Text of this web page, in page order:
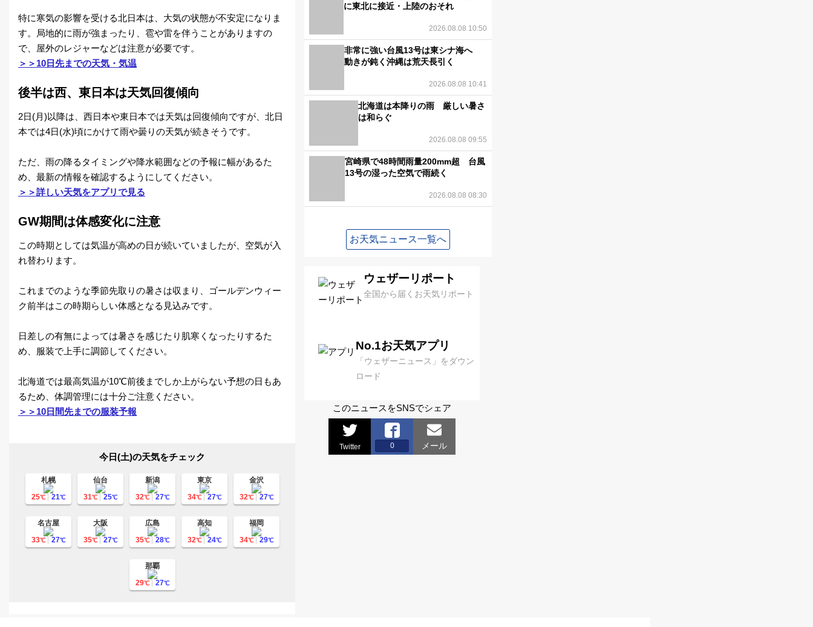
特に寒気の影響を受ける北日本は、大気の状態が不安定になりま
す。局地的に雨が強まったり、雹や雷を伴うことがありますの
で、屋外のレジャーなどは注意が必要です。
＞＞10日先までの天気・気温
後半は西、東日本は天気回復傾向
2日(月)以降は、西日本や東日本では天気は回復傾向ですが、北日
本では4日(水)頃にかけて雨や曇りの天気が続きそうです。
ただ、雨の降るタイミングや降水範囲などの予報に幅があるた
め、最新の情報を確認するようにしてください。
＞＞詳しい天気をアプリで見る
GW期間は体感変化に注意
この時期としては気温が高めの日が続いていましたが、空気が入
れ替わります。
これまでのような季節先取りの暑さは収まり、ゴールデンウィー
ク前半はこの時期らしい体感となる見込みです。
日差しの有無によっては暑さを感じたり肌寒くなったりするた
め、服装で上手に調節してください。
北海道では最高気温が10℃前後までしか上がらない予想の日もあ
るため、体調管理には十分ご注意ください。
＞＞10日間先までの服装予報
今日(土)の天気をチェック
札幌
25℃ 21℃
仙台
31℃ 25℃
新潟
32℃ 27℃
東京
34℃ 27℃
金沢
32℃ 27℃
名古屋
33℃ 27℃
大阪
35℃ 27℃
広島
35℃ 28℃
高知
32℃ 24℃
福岡
34℃ 29℃
那覇
29℃ 27℃
に東北に接近・上陸のおそれ
2026.08.08 10:50
非常に強い台風13号は東シナ海へ
動きが鈍く沖縄は荒天長引く
2026.08.08 10:41
北海道は本降りの雨 厳しい暑さ
は和らぐ
2026.08.08 09:55
宮崎県で48時間雨量200mm超 台風
13号の湿った空気で雨続く
2026.08.08 08:30
お天気ニュース一覧へ
ウェザーリポート
全国から届くお天気リポート
No.1お天気アプリ
「ウェザーニュース」をダウン
ロード
このニュースをSNSでシェア
Twitter 0 メール